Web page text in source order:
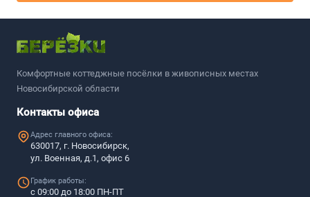
Комфортные коттеджные посёлки в живописных местах
Новосибирской области
Контакты офиса
Адрес главного офиса:
630017, г. Новосибирск,
ул. Военная, д.1, офис 6
График работы:
с 09:00 до 18:00 ПН-ПТ